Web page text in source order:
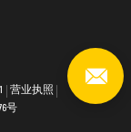
营业执照
号